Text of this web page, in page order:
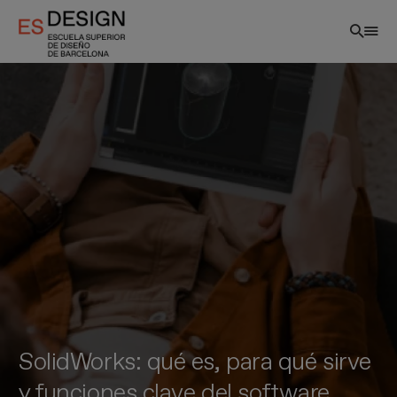
contenido
principal
SolidWorks: qué es, para qué sirve